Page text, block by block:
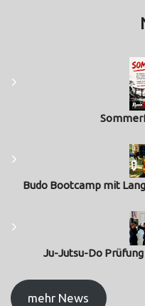
Budo Bootcamp mit
Ju-Jutsu-Do
mehr News